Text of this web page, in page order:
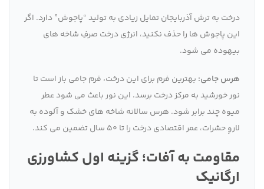
درخت به ترش آذربایجان تمایل زیادی به تولید “پاجوش” دارد. اگر
این پاجوش ها را حذف نکنید، انرژی درخت صرفِ شاخه های
بیهوده می شود.
هرس جامی: بهترین فرم برای این درخت، فرم جامی باز است تا
نور خورشید به مرکز درخت برسد. این نور باعث می شود عطر
میوه چند برابر شود. هرس سالانه شاخه های خشک و آلوده به
لاروِ حشرات، عمر اقتصادی درخت را تا ۵۰ سال تضمین می کند.
مقاومت به آفات؛ گزینه اول کشاورزی
ارگانیک